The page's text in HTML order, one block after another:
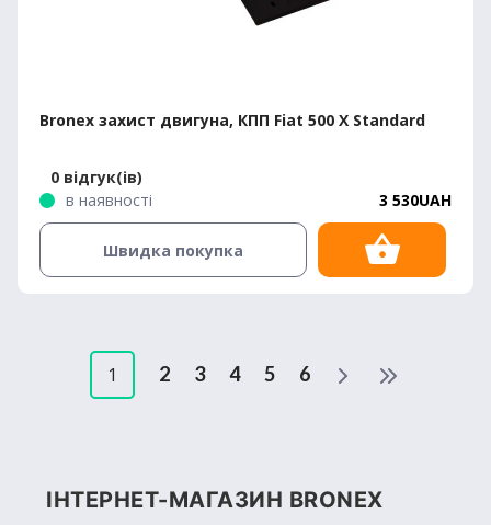
Bronex захист двигуна, КПП Fiat 500 X Standard
0 відгук(ів)
в наявності
3 530UAH
Швидка покупка
1 2 3 4 5 6
ІНТЕРНЕТ-МАГАЗИН BRONEX